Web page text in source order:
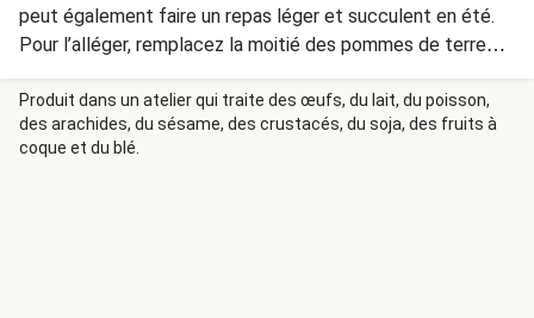
peut également faire un repas léger et succulent en été.
Pour l’alléger, remplacez la moitié des pommes de terre
par du chou-rave. La feta ainsi que les tomates cerises
jaunes viennent lui apporter une touche de soleil
méditerranéen.
Produit dans un atelier qui traite des œufs, du lait, du poisson,
des arachides, du sésame, des crustacés, du soja, des fruits à
coque et du blé.